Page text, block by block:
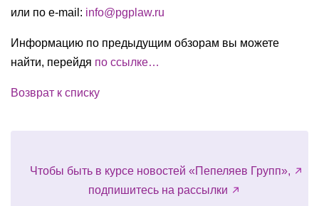
или по e-mail: info@pgplaw.ru
Информацию по предыдущим обзорам вы можете
найти, перейдя по ссылке…
Возврат к списку
Чтобы быть в курсе новостей «Пепеляев Групп»,
подпишитесь на рассылки